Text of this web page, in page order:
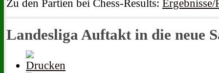
Zu den Partien bei Chess-Results: Ergebnisse/
Landesliga Auftakt in die neue